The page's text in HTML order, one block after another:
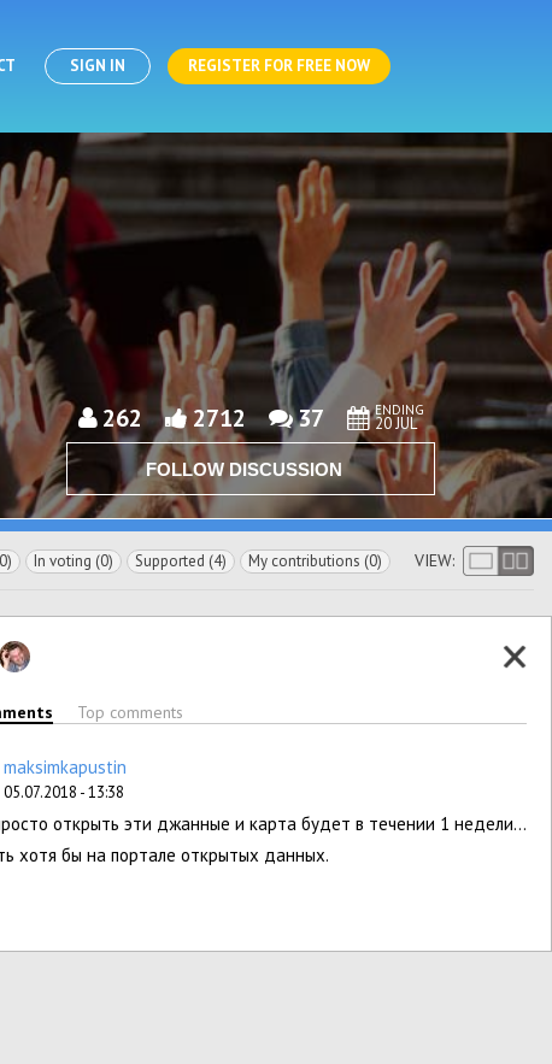
SIGN IN REGISTER FOR FREE NOW
262 2712 37 ENDING
20 JUL
FOLLOW DISCUSSION
In voting (0) Supported (4) My contributions (0) VIEW:
Top comments
maksimkapustin
05.07.2018 - 13:38
открыть эти джанные и карта будет в течении 1 недели...
хотя бы на портале открытых данных.